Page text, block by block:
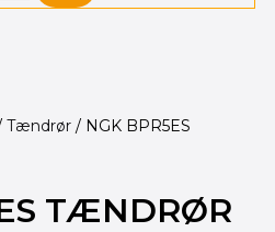
Tændrør / NGK BPR5ES
TÆNDRØR